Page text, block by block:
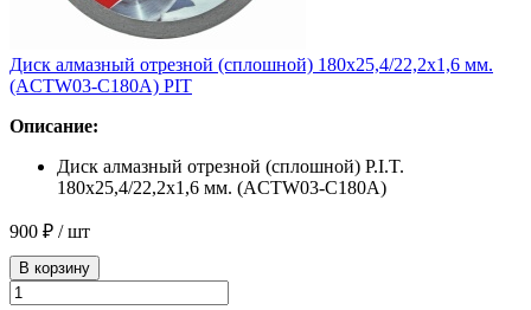
Диск алмазный отрезной (сплошной) 180x25,4/22,2x1,6 мм.
(ACTW03-C180A) PIT
Описание:
Диск алмазный отрезной (сплошной) P.I.T.
180x25,4/22,2x1,6 мм. (ACTW03-C180A)
900 ₽ / шт
В корзину